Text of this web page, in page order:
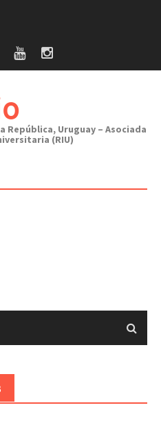
República, Uruguay – Asociada
(RIU)